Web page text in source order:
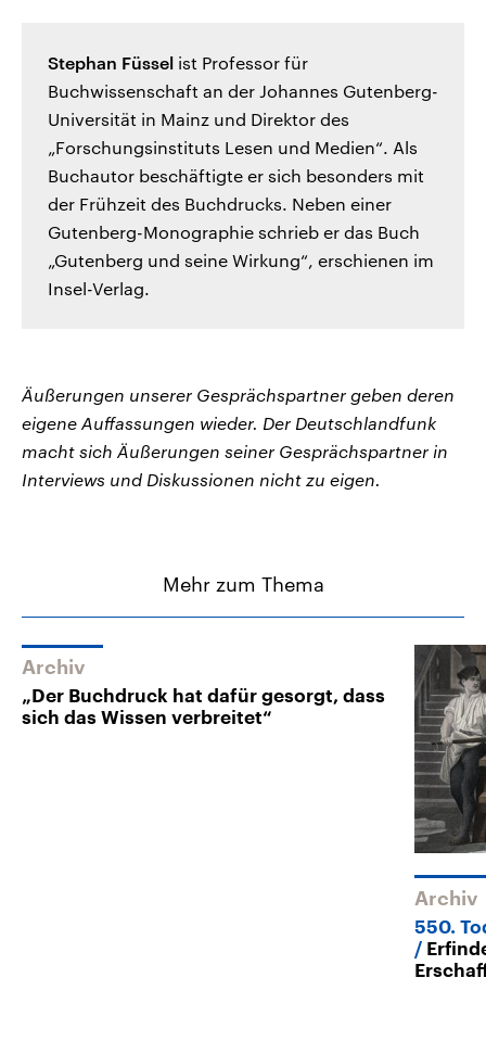
Stephan Füssel ist Professor für
Buchwissenschaft an der Johannes Gutenberg-
Universität in Mainz und Direktor des
„Forschungsinstituts Lesen und Medien“. Als
Buchautor beschäftigte er sich besonders mit
der Frühzeit des Buchdrucks. Neben einer
Gutenberg-Monographie schrieb er das Buch
„Gutenberg und seine Wirkung“, erschienen im
Insel-Verlag.
Äußerungen unserer Gesprächspartner geben deren
eigene Auffassungen wieder. Der Deutschlandfunk
macht sich Äußerungen seiner Gesprächspartner in
Interviews und Diskussionen nicht zu eigen.
Mehr zum Thema
Archiv
„Der Buchdruck hat dafür gesorgt, dass
sich das Wissen verbreitet“
Archiv
550.